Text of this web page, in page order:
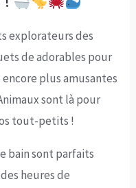
explorateurs des
de adorables pour
plus amusantes
sont là pour
tout-petits !
bain sont parfaits
heures de